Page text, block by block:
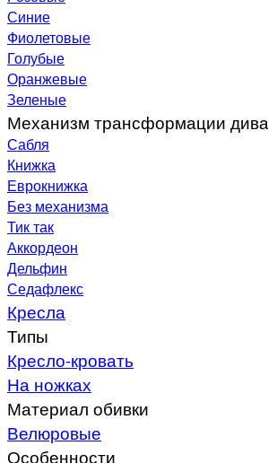
Синие
Фиолетовые
Голубые
Оранжевые
Зеленые
Механизм трансформации
Сабля
Книжка
Еврокнижка
Без механизма
Тик так
Аккордеон
Дельфин
Седафлекс
Кресла
Типы
Кресло-кровать
На ножках
Материал обивки
Велюровые
Особенности